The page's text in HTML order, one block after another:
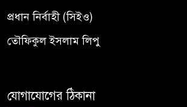
প্রধান নির্বাহী (সিইও)
তৌফিকুল ইসলাম লিপু
যোগাযোগের ঠিকানা